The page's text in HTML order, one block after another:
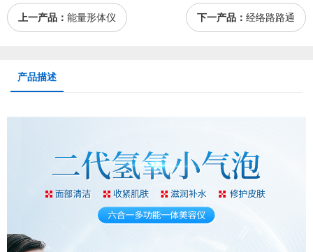
上一产品： 能量形体仪 下一产品： 经络路路通
产品描述